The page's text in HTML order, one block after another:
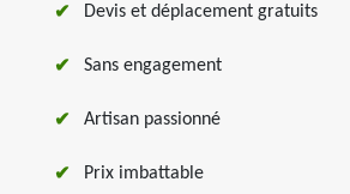
Devis et déplacement gratuits
Sans engagement
Artisan passionné
Prix imbattable